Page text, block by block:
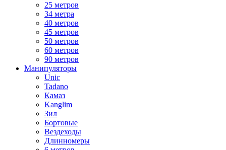
25 метров
34 метра
40 метров
45 метров
50 метров
60 метров
90 метров
Манипуляторы
Unic
Tadano
Камаз
Kanglim
Зил
Бортовые
Вездеходы
Длинномеры